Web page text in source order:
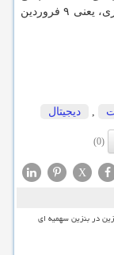
خواهد بود. اعتبار این طرح هم آخر روز فعال سازی، یعنی ۹ فروردین
دیجیتال
(0)
X
در بنزین سهمیه ای